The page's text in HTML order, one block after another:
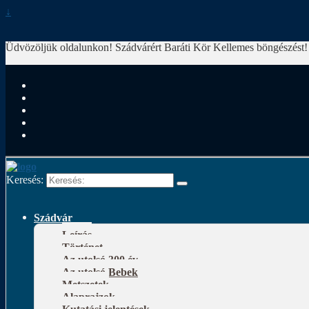
↓
Üdvözöljük oldalunkon! Szádvárért Baráti Kör Kellemes
Keresés:
Szádvár
Leírás
Történet
Az utolsó 300 év
Az utolsó Bebek
Metszetek
Alaprajzok